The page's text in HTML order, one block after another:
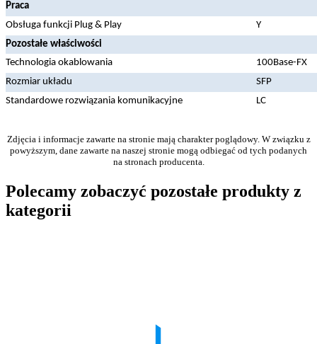
Praca
Obsługa funkcji Plug & Play
Y
Pozostałe właściwości
Technologia okablowania
100Base-FX
Rozmiar układu
SFP
Standardowe rozwiązania komunikacyjne
LC
Zdjęcia i informacje zawarte na stronie mają charakter poglądowy. W związku z
powyższym, dane zawarte na naszej stronie mogą odbiegać od tych podanych
na stronach producenta.
Polecamy zobaczyć pozostałe produkty z
kategorii